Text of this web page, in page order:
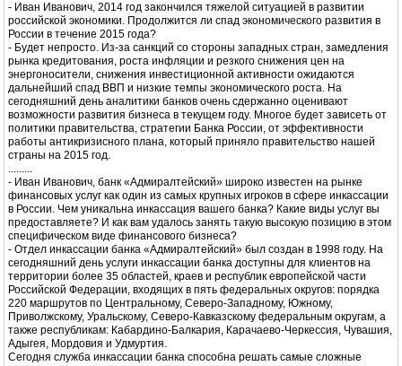
- Иван Иванович, 2014 год закончился тяжелой ситуацией в развитии
российской экономики. Продолжится ли спад экономического развития в
России в течение 2015 года?
- Будет непросто. Из-за санкций со стороны западных стран, замедления
рынка кредитования, роста инфляции и резкого снижения цен на
энергоносители, снижения инвестиционной активности ожидаются
дальнейший спад ВВП и низкие темпы экономического роста. На
сегодняшний день аналитики банков очень сдержанно оценивают
возможности развития бизнеса в текущем году. Многое будет зависеть от
политики правительства, стратегии Банка России, от эффективности
работы антикризисного плана, который приняло правительство нашей
страны на 2015 год.
.........
- Иван Иванович, банк «Адмиралтейский» широко известен на рынке
финансовых услуг как один из самых крупных игроков в сфере инкассации
в России. Чем уникальна инкассация вашего банка? Какие виды услуг вы
предоставляете? И как вам удалось занять такую высокую позицию в этом
специфическом виде финансового бизнеса?
- Отдел инкассации банка «Адмиралтейский» был создан в 1998 году. На
сегодняшний день услуги инкассации банка доступны для клиентов на
территории более 35 областей, краев и республик европейской части
Российской Федерации, входящих в пять федеральных округов: порядка
220 маршрутов по Центральному, Северо-Западному, Южному,
Приволжскому, Уральскому, Северо-Кавказскому федеральным округам, а
также республикам: Кабардино-Балкария, Карачаево-Черкессия, Чувашия,
Адыгея, Мордовия и Удмуртия.
Сегодня служба инкассации банка способна решать самые сложные